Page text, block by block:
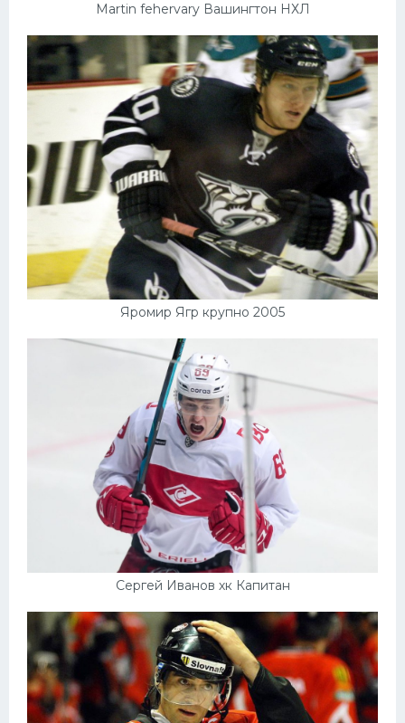
Martin fehervary Вашингтон НХЛ
Яромир Ягр крупно 2005
Сергей Иванов хк Капитан